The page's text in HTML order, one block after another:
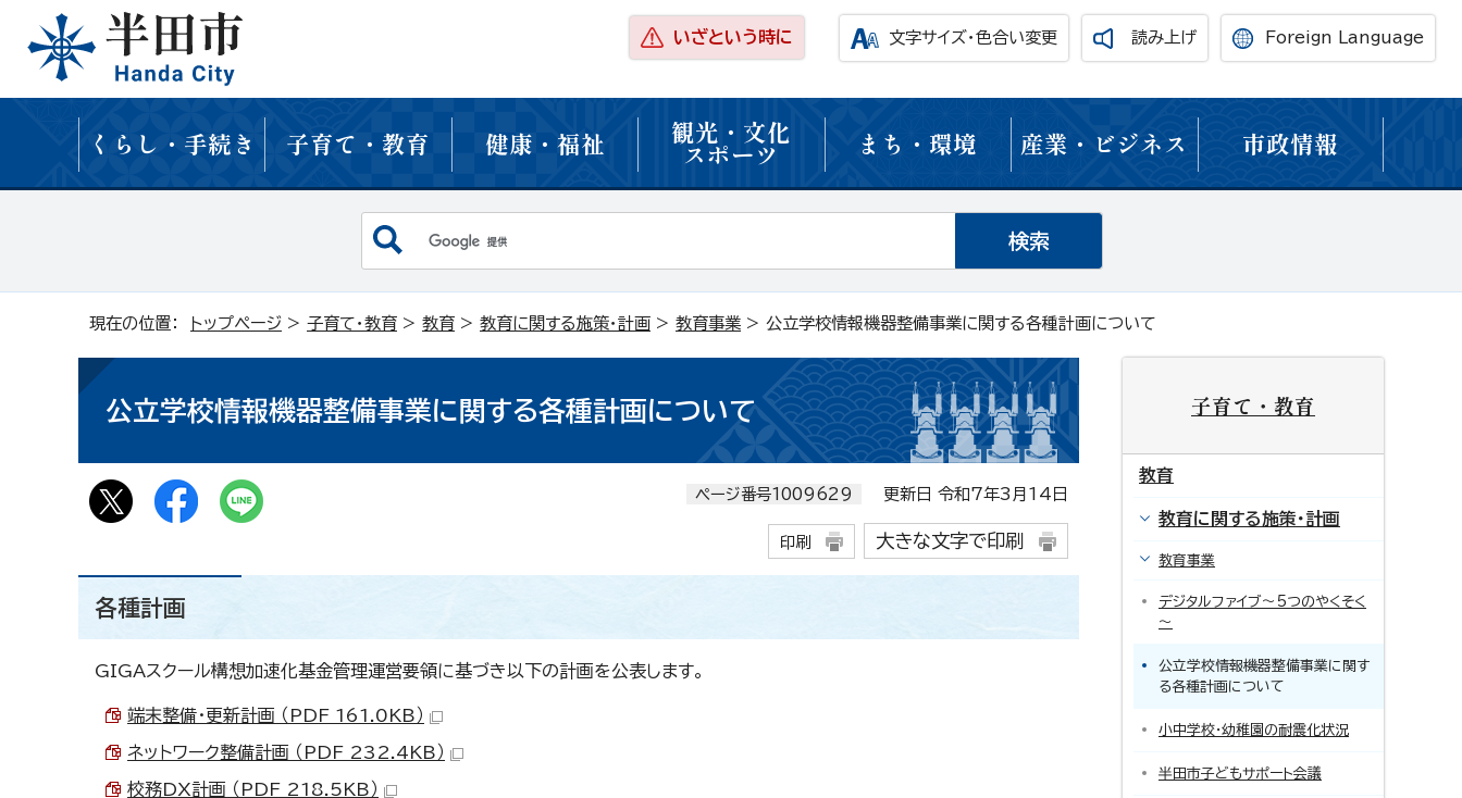
いざという時に 文字サイズ・色合い変更 読み上げ Foreign Language
くらし・手続き 子育て・教育 健康・福祉 観光・文化
スポーツ まち・環境 産業・ビジネス 市政情報
現在の位置： トップページ > 子育て・教育 > 教育 > 教育に関する施策・計画 > 教育事業 > 公立学校情報機器整備事業に関する各種計画について
公立学校情報機器整備事業に関する各種計画について
ページ番号1009629 更新日 令和7年3月14日
印刷 大きな文字で印刷
各種計画
GIGAスクール構想加速化基金管理運営要領に基づき以下の計画を公表します。
端末整備・更新計画 （PDF 161.0KB）
ネットワーク整備計画 （PDF 232.4KB）
校務DX計画 （PDF 218.5KB）
子育て・教育
教育
教育に関する施策・計画
教育事業
デジタルファイブ～5つのやくそく
～
公立学校情報機器整備事業に関す
る各種計画について
小中学校・幼稚園の耐震化状況
半田市子どもサポート会議